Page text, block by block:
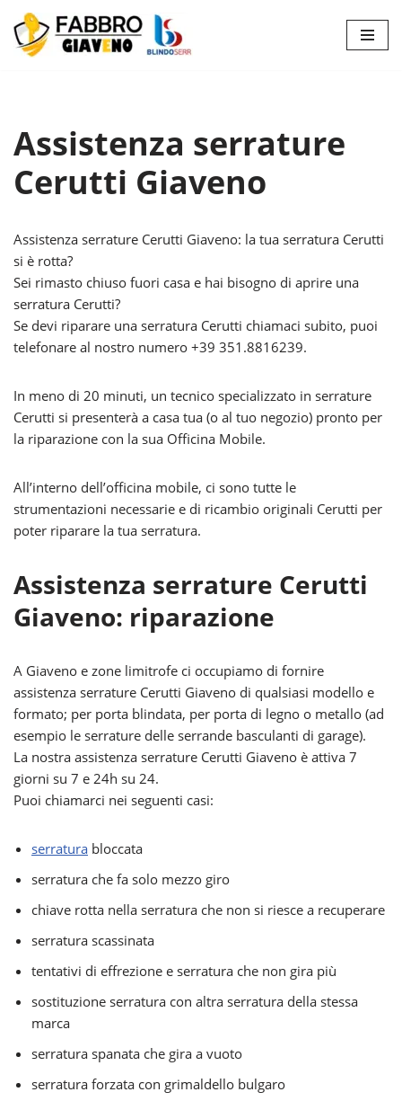
Vai
Assistenza serrature
Cerutti Giaveno
Assistenza serrature Cerutti Giaveno: la tua serratura Cerutti
si è rotta?
Sei rimasto chiuso fuori casa e hai bisogno di aprire una
serratura Cerutti?
Se devi riparare una serratura Cerutti chiamaci subito, puoi
telefonare al nostro numero +39 351.8816239.
In meno di 20 minuti, un tecnico specializzato in serrature
Cerutti si presenterà a casa tua (o al tuo negozio) pronto per
la riparazione con la sua Officina Mobile.
All’interno dell’officina mobile, ci sono tutte le
strumentazioni necessarie e di ricambio originali Cerutti per
poter riparare la tua serratura.
Assistenza serrature Cerutti
Giaveno: riparazione
A Giaveno e zone limitrofe ci occupiamo di fornire
assistenza serrature Cerutti Giaveno di qualsiasi modello e
formato; per porta blindata, per porta di legno o metallo (ad
esempio le serrature delle serrande basculanti di garage).
La nostra assistenza serrature Cerutti Giaveno è attiva 7
giorni su 7 e 24h su 24.
Puoi chiamarci nei seguenti casi:
serratura bloccata
serratura che fa solo mezzo giro
chiave rotta nella serratura che non si riesce a recuperare
serratura scassinata
tentativi di effrezione e serratura che non gira più
sostituzione serratura con altra serratura della stessa
marca
serratura spanata che gira a vuoto
serratura forzata con grimaldello bulgaro